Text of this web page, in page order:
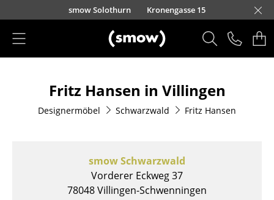
Direkt zum Inhaltsmow Solothurn Kronengasse 15
Sitzmöbel
Esszimmerstühle
Loungesessel
Fritz Hansen in Villingen
Designermöbel Schwarzwald Fritz Hansen
smow Schwarzwald
Vorderer Eckweg 37
78048 Villingen-Schwenningen